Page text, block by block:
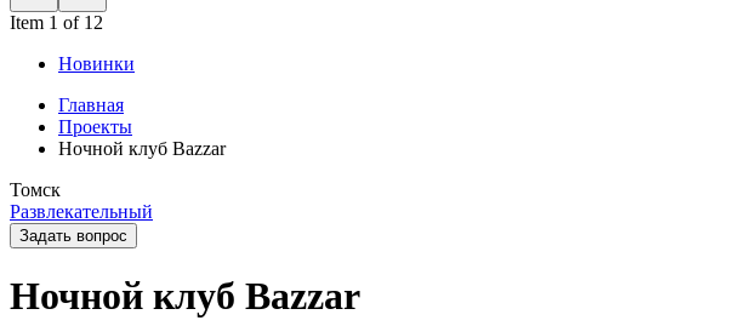
Item 1 of 12
Новинки
Главная
Проекты
Ночной клуб Bazzar
Томск
Развлекательный
Задать вопрос
Ночной клуб Bazzar